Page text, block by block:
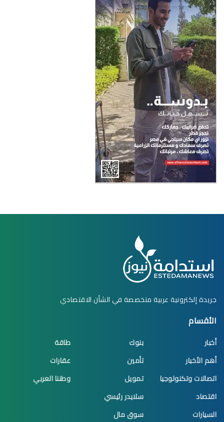
جريدة إلكترونية عربية متخصصة في الشأن الاقتصادي
الأقسام
أخبار
أهم الأخبار
اتصالات وتكنولوجيا
اقتصاد
السيارات
بنوك
تأمين
تمويل
سلايدر رئيسي
سوق مال
طاقة
عقارات
وطننا العربي